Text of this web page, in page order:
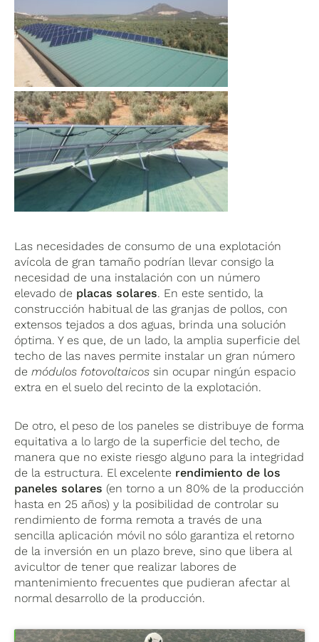
Las necesidades de consumo de una explotación
avícola de gran tamaño podrían llevar consigo la
necesidad de una instalación con un número
elevado de placas solares. En este sentido, la
construcción habitual de las granjas de pollos, con
extensos tejados a dos aguas, brinda una solución
óptima. Y es que, de un lado, la amplia superficie del
techo de las naves permite instalar un gran número
demódulos fotovoltaicos sin ocupar ningún espacio
extra en el suelo del recinto de la explotación.
De otro, el peso de los paneles se distribuye de forma
equitativa a lo largo de la superficie del techo, de
manera que no existe riesgo alguno para la integridad
de la estructura. El excelente rendimiento de los
paneles solares (en torno a un 80% de la producción
hasta en 25 años) y la posibilidad de controlar su
rendimiento de forma remota a través de una
sencilla aplicación móvil no sólo garantiza el retorno
de la inversión en un plazo breve, sino que libera al
avicultor de tener que realizar labores de
mantenimiento frecuentes que pudieran afectar al
normal desarrollo de la producción.